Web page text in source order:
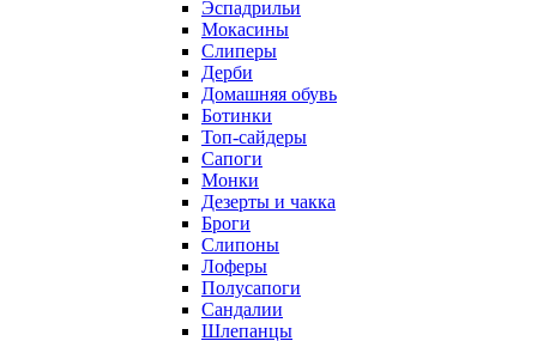
Эспадрильи
Мокасины
Слиперы
Дерби
Домашняя обувь
Ботинки
Топ-сайдеры
Сапоги
Монки
Дезерты и чакка
Броги
Слипоны
Лоферы
Полусапоги
Сандалии
Шлепанцы